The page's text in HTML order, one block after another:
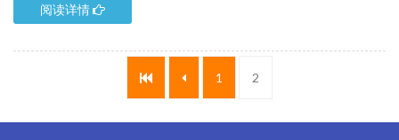
阅读详情
1 2